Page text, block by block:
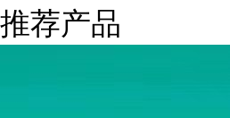
推荐产品